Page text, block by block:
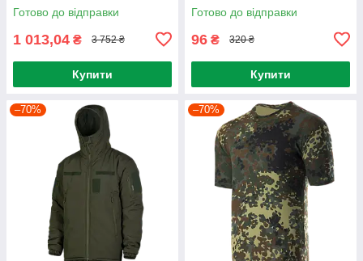
Готово до відправки
1 013,04 ₴ 3 752 ₴
Купити
Готово до відправки
96 ₴ 320 ₴
Купити
–70% –70%